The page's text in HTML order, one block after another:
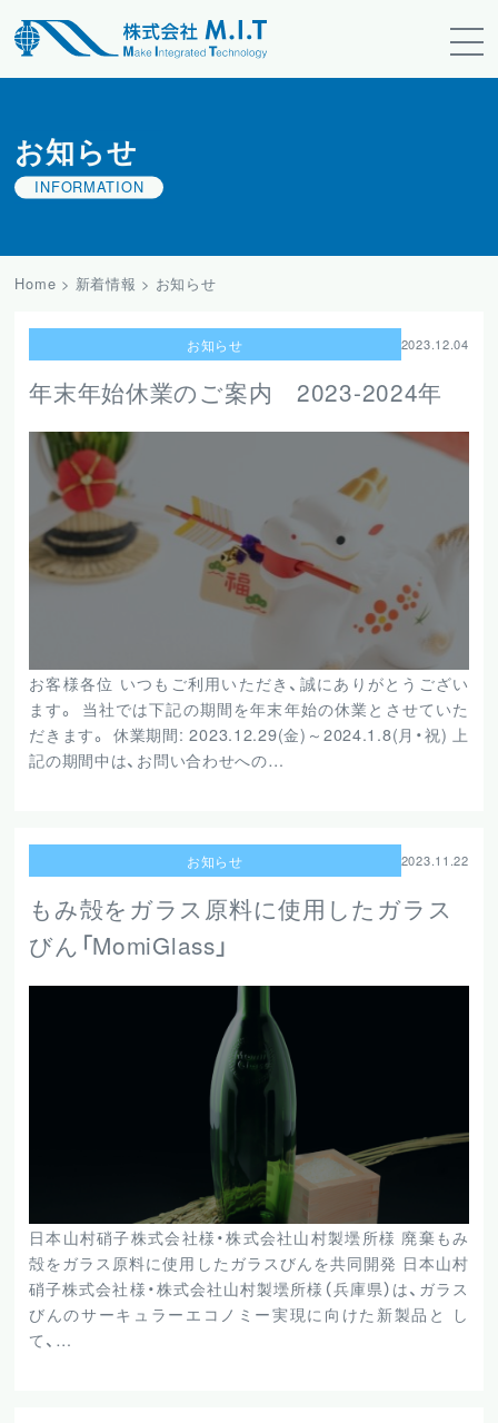
お知らせ
INFORMATION
Home > 新着情報 > お知らせ
お知らせ 2023.12.04
年末年始休業のご案内 2023-2024年
お客様各位 いつもご利用いただき、誠にありがとうござい
ます。 当社では下記の期間を年末年始の休業とさせていた
だきます。 休業期間: 2023.12.29(金)～2024.1.8(月・祝) 上
記の期間中は、お問い合わせへの…
お知らせ 2023.11.22
もみ殻をガラス原料に使用したガラス
びん「MomiGlass」
日本山村硝子株式会社様・株式会社山村製壜所様 廃棄もみ
殻をガラス原料に使用したガラスびんを共同開発 日本山村
硝子株式会社様・株式会社山村製壜所様（兵庫県）は、ガラス
びんのサーキュラーエコノミー実現に向けた新製品と し
て、…